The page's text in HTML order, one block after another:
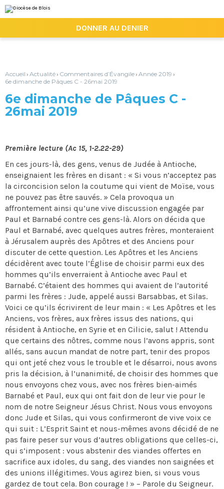
au
contenu.
la
personnels
DONNER AU DENIER
Accueil › Actualité› Commentaires d’Évangile› Année 2019 ›
6e dimanche de Pâques C - 26mai 2019
6e dimanche de Pâques C -
26mai 2019
Première lecture (Ac 15, 1-2.22-29)
En ces jours-là, des gens, venus de Judée à Antioche,
enseignaient les frères en disant : « Si vous n’acceptez pas
la circoncision selon la coutume qui vient de Moïse, vous
ne pouvez pas être sauvés. » Cela provoqua un
affrontement ainsi qu’une vive discussion engagée par
Paul et Barnabé contre ces gens-là. Alors on décida que
Paul et Barnabé, avec quelques autres frères, monteraient
à Jérusalem auprès des Apôtres et des Anciens pour
discuter de cette question. Les Apôtres et les Anciens
décidèrent avec toute l’Église de choisir parmi eux des
hommes qu’ils enverraient à Antioche avec Paul et
Barnabé. C’étaient des hommes qui avaient de l’autorité
parmi les frères : Jude, appelé aussi Barsabbas, et Silas.
Voici ce qu’ils écrivirent de leur main : « Les Apôtres et les
Anciens, vos frères, aux frères issus des nations, qui
résident à Antioche, en Syrie et en Cilicie, salut ! Attendu
que certains des nôtres, comme nous l’avons appris, sont
allés, sans aucun mandat de notre part, tenir des propos
qui ont jeté chez vous le trouble et le désarroi, nous avons
pris la décision, à l’unanimité, de choisir des hommes que
nous envoyons chez vous, avec nos frères bien-aimés
Barnabé et Paul, eux qui ont fait don de leur vie pour le
nom de notre Seigneur Jésus Christ. Nous vous envoyons
donc Jude et Silas, qui vous confirmeront de vive voix ce
qui suit : L’Esprit Saint et nous-mêmes avons décidé de ne
pas faire peser sur vous d’autres obligations que celles-ci,
qui s’imposent : vous abstenir des viandes offertes en
sacrifice aux idoles, du sang, des viandes non saignées et
des unions illégitimes. Vous agirez bien, si vous vous
gardez de tout cela. Bon courage ! » – Parole du Seigneur.